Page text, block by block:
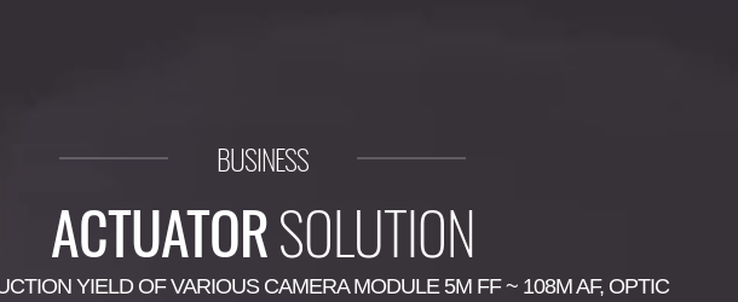
BUSINESS
ACTUATORSOLUTION
YIELD OF VARIOUS CAMERA MODULE 5M FF ~ 108M AF, OPTIC